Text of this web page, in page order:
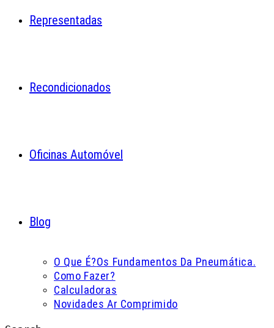
Representadas
Recondicionados
Oficinas Automóvel
Blog
O Que É?Os Fundamentos Da Pneumática.
Como Fazer?
Calculadoras
Novidades Ar Comprimido